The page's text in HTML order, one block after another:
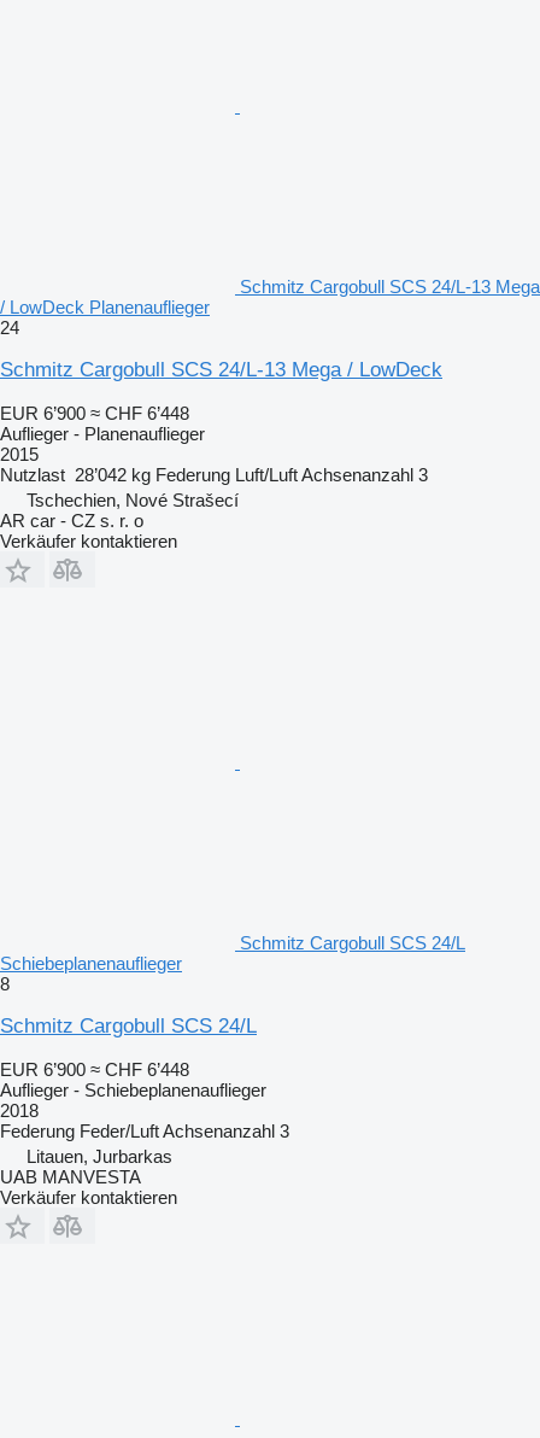
Schmitz Cargobull SCS 24/L-13 Mega
/ LowDeck Planenauflieger
24
Schmitz Cargobull SCS 24/L-13 Mega / LowDeck
EUR 6’900 ≈ CHF 6’448
Auflieger - Planenauflieger
2015
Nutzlast 28’042 kg Federung Luft/LuftAchsenanzahl 3
Tschechien, Nové Strašecí
AR car - CZ s. r. o
Verkäufer kontaktieren
Schmitz Cargobull SCS 24/L
Schiebeplanenauflieger
8
Schmitz Cargobull SCS 24/L
EUR 6’900 ≈ CHF 6’448
Auflieger - Schiebeplanenauflieger
2018
Federung Feder/LuftAchsenanzahl 3
Litauen, Jurbarkas
UAB MANVESTA
Verkäufer kontaktieren